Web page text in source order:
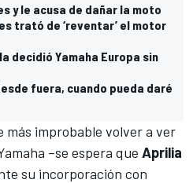
y le acusa de dañar la moto
trató de ‘reventar’ el motor
decidió Yamaha Europa sin
fuera, cuando pueda daré
más improbable volver a ver
–se espera que Aprilia
su incorporación con